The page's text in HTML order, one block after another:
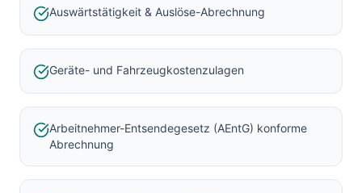
Auswärtstätigkeit & Auslöse-Abrechnung
Geräte- und Fahrzeugkostenzulagen
Arbeitnehmer-Entsendegesetz (AEntG) konforme
Abrechnung